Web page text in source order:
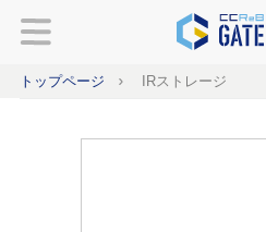
トップページ IRストレージ